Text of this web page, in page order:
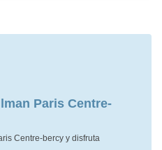
Paris Centre-
Centre-bercy y disfruta